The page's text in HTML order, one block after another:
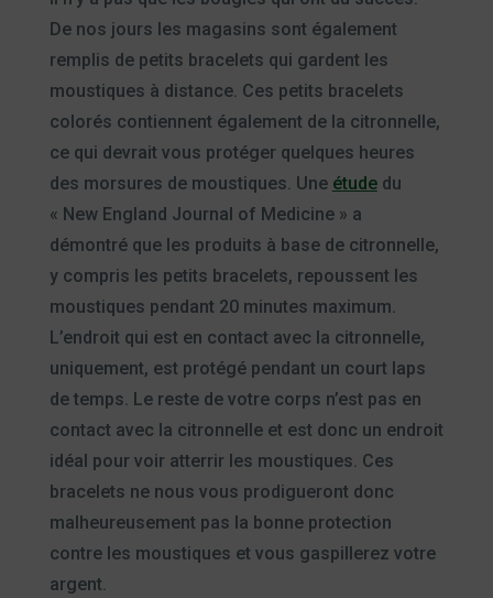
De nos jours les magasins sont également
remplis de petits bracelets qui gardent les
moustiques à distance. Ces petits bracelets
colorés contiennent également de la citronnelle,
ce qui devrait vous protéger quelques heures
des morsures de moustiques. Une étudedu
« New England Journal of Medicine » a
démontré que les produits à base de citronnelle,
y compris les petits bracelets, repoussent les
moustiques pendant 20 minutes maximum.
L’endroit qui est en contact avec la citronnelle,
uniquement, est protégé pendant un court laps
de temps. Le reste de votre corps n’est pas en
contact avec la citronnelle et est donc un endroit
idéal pour voir atterrir les moustiques. Ces
bracelets ne nous vous prodigueront donc
malheureusement pas la bonne protection
contre les moustiques et vous gaspillerez votre
argent.